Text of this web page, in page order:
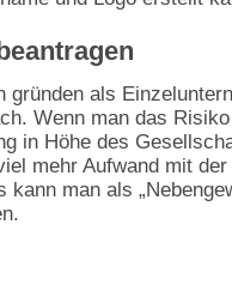
gründen als
Wenn man das
in Höhe des
mehr Aufwand mit
kann man als